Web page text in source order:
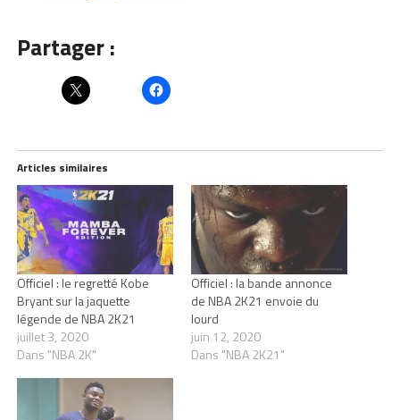
Partager :
Articles similaires
Officiel : le regretté Kobe
Bryant sur la jaquette
légende de NBA 2K21
juillet 3, 2020
Dans "NBA 2K"
Officiel : la bande annonce
de NBA 2K21 envoie du
lourd
juin 12, 2020
Dans "NBA 2K21"